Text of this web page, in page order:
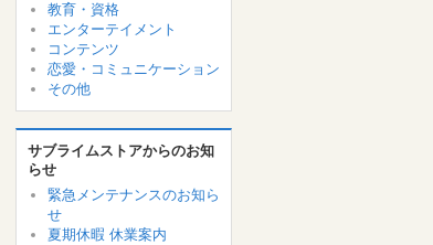
教育・資格
エンターテイメント
コンテンツ
恋愛・コミュニケーション
その他
サブライムストアからのお知
らせ
緊急メンテナンスのお知ら
せ
夏期休暇 休業案内